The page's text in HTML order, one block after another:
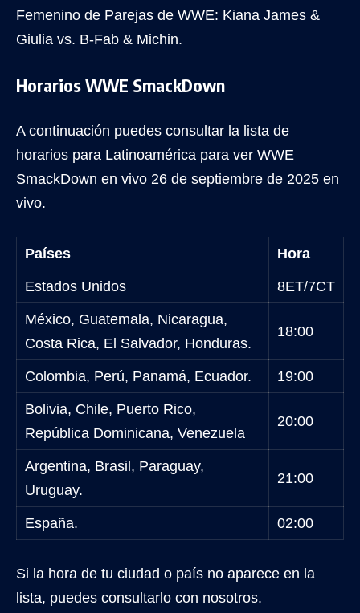
Femenino de Parejas de WWE: Kiana James &
Giulia vs. B-Fab & Michin.
Horarios WWE SmackDown
A continuación puedes consultar la lista de
horarios para Latinoamérica para ver WWE
SmackDown en vivo 26 de septiembre de 2025 en
vivo.
Países Hora
Estados Unidos 8ET/7CT
México, Guatemala, Nicaragua,
Costa Rica, El Salvador, Honduras.
18:00
Colombia, Perú, Panamá, Ecuador. 19:00
Bolivia, Chile, Puerto Rico,
República Dominicana, Venezuela
20:00
Argentina, Brasil, Paraguay,
Uruguay.
21:00
España. 02:00
Si la hora de tu ciudad o país no aparece en la
lista, puedes consultarlo con nosotros.